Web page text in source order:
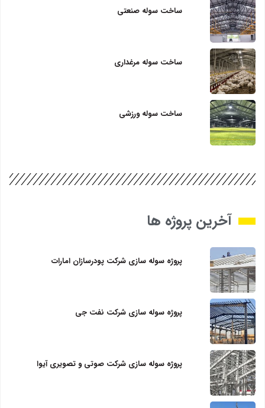
ساخت سوله صنعتی
ساخت سوله مرغداری
ساخت سوله ورزشی
آخرین پروژه ها
پروژه سوله سازی شرکت پودرسازان امارات
پروژه سوله سازی شرکت نفت جی
پروژه سوله سازی شرکت صوتی و تصویری آیوا